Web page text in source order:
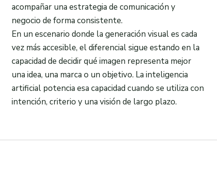
acompañar una estrategia de comunicación y
negocio de forma consistente.
En un escenario donde la generación visual es cada
vez más accesible, el diferencial sigue estando en la
capacidad de decidir qué imagen representa mejor
una idea, una marca o un objetivo. La inteligencia
artificial potencia esa capacidad cuando se utiliza con
intención, criterio y una visión de largo plazo.